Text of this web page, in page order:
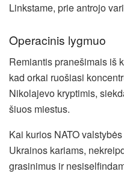
Linkstame, prie antrojo
Operacinis lygmuo
Remiantis pranešimais iš
kad orkai ruošiasi
Nikolajevo kryptimis,
šiuos miestus.
Kai kurios NATO
Ukrainos kariams,
grasinimus ir